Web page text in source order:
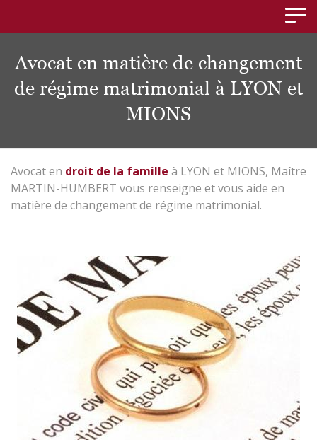
Avocat en matière de changement
de régime matrimonial à LYON et
MIONS
Avocat en droit de la famille à LYON et MIONS, Maître
MARTIN-HUMBERT vous renseigne et vous aide en
matière de changement de régime matrimonial.